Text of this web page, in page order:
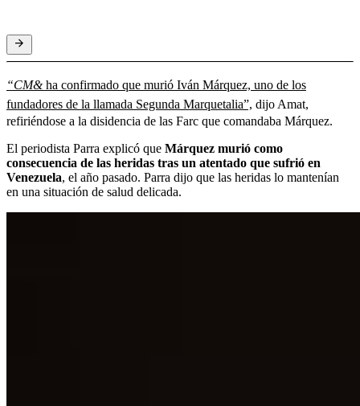
“CM&ha confirmado que murió Iván Márquez, uno de los
fundadores de la llamada Segunda Marquetalia”, dijo Amat,
refiriéndose a la disidencia de las Farc que comandaba Márquez.
El periodista Parra explicó que Márquez murió como
consecuencia de las heridas tras un atentado que sufrió en
Venezuela, el año pasado. Parra dijo que las heridas lo mantenían
en una situación de salud delicada.